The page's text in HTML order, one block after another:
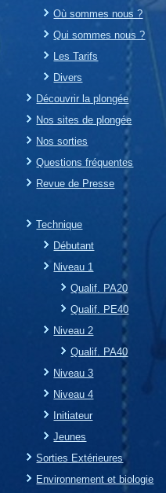
Où sommes nous ?
Qui sommes nous ?
Les Tarifs
Divers
Découvrir la plongée
Nos sites de plongée
Nos sorties
Questions fréquentes
Revue de Presse
Technique
Débutant
Niveau 1
Qualif. PA20
Qualif. PE40
Niveau 2
Qualif. PA40
Niveau 3
Niveau 4
Initiateur
Jeunes
Sorties Extérieures
Environnement et biologie